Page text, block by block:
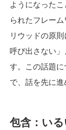
ようになった
られたフレー
リウッドの原
呼び出さない
す。この話題
で、話を先に進
包含：い